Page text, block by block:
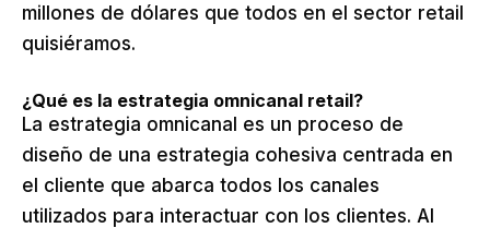
millones de dólares que todos en el sector retail
quisiéramos.
¿Qué es la estrategia omnicanal retail?
La estrategia omnicanal es un proceso de
diseño de una estrategia cohesiva centrada en
el cliente que abarca todos los canales
utilizados para interactuar con los clientes. Al